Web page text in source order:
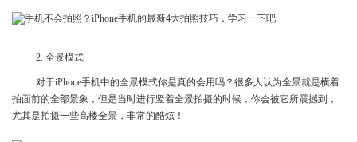
2. 全景模式
对于iPhone手机中的全景模式你是真的会用吗？很多人认为全景就是横着
拍面前的全部景象，但是当时进行竖着全景拍摄的时候，你会被它所震撼到，
尤其是拍摄一些高楼全景，非常的酷炫！